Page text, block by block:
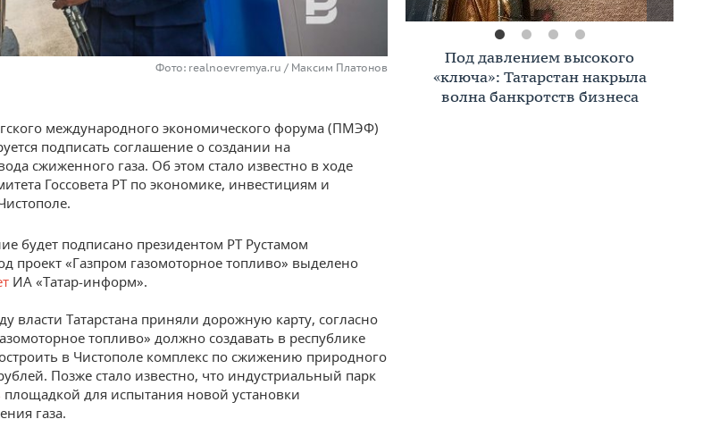
Фото: realnoevremya.ru / Максим Платонов
международного экономического форума (ПМЭФ)
подписать соглашение о создании на
сжиженного газа. Об этом стало известно в ходе
Госсовета РТ по экономике, инвестициям и
будет подписано президентом РТ Рустамом
проект «Газпром газомоторное топливо» выделено
ИА «Татар-информ».
власти Татарстана приняли дорожную карту, согласно
топливо» должно создавать в республике
в Чистополе комплекс по сжижению природного
Позже стало известно, что индустриальный парк
площадкой для испытания новой установки
газа.
Премиальное жилье в Казани:
тренды, критерии, покупатели в
2026 году